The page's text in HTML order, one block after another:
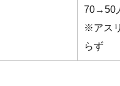
70→50
※アス
らず